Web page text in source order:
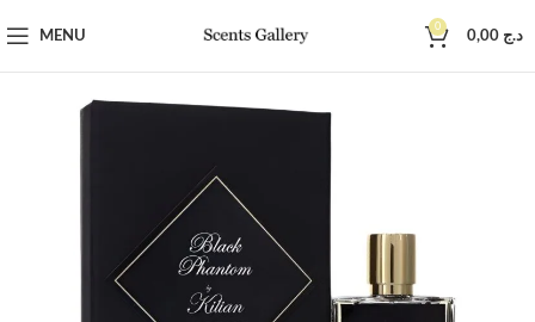
MENU
0
د.ج